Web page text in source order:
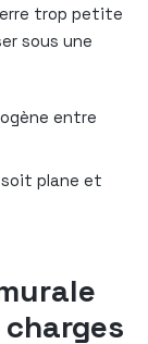
trop petite
sous une
entre
soit plane et